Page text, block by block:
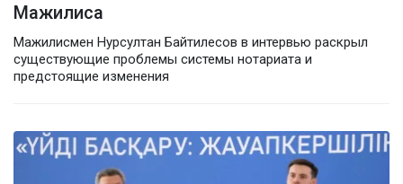
Мажилиса
Мажилисмен Нурсултан Байтилесов в интервью раскрыл
существующие проблемы системы нотариата и
предстоящие изменения